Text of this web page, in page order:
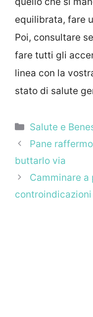
equilibrata, fare
Poi, consultare
fare tutti gli
linea con la
stato di salute
Categorie
Salute e
Pane
buttarlo via
Camminare